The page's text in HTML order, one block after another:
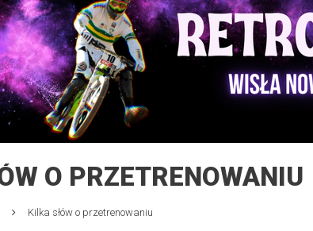
O PRZETRENOWANIU
Kilka słów o przetrenowaniu